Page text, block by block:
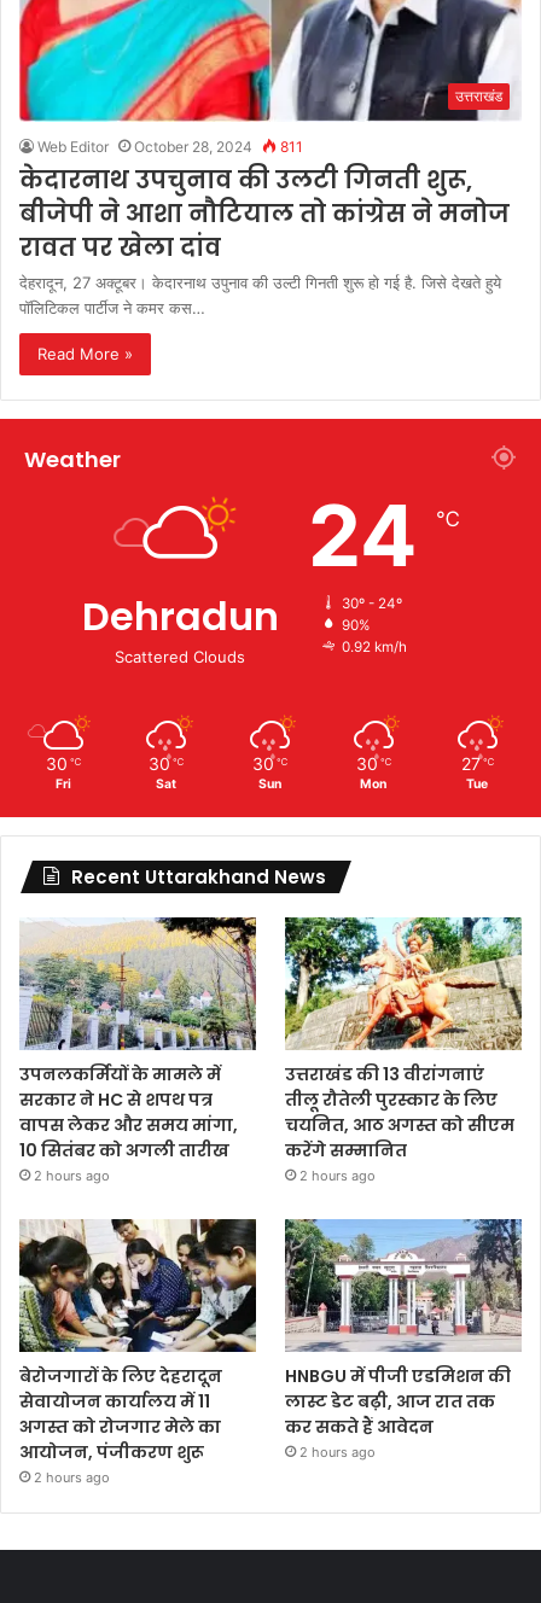
उत्तराखंड
Web Editor October 28, 2024 811
केदारनाथ उपचुनाव की उलटी गिनती शुरू,
बीजेपी ने आशा नौटियाल तो कांग्रेस ने मनोज
रावत पर खेला दांव
देहरादून, 27 अक्टूबर। केदारनाथ उपुनाव की उल्टी गिनती शुरू हो गई है. जिसे देखते हुये
पॉलिटिकल पार्टीज ने कमर कस…
Read More »
Weather
Dehradun
Scattered Clouds
24 ℃
30º - 24º
90%
0.92 km/h
30 ℃
Fri
30 ℃
Sat
30 ℃
Sun
30 ℃
Mon
27 ℃
Tue
Recent Uttarakhand News
उपनलकर्मियों के मामले में
सरकार ने HC से शपथ पत्र
वापस लेकर और समय मांगा,
10 सितंबर को अगली तारीख
2 hours ago
उत्तराखंड की 13 वीरांगनाएं
तीलू रौतेली पुरस्कार के लिए
चयनित, आठ अगस्त को सीएम
करेंगे सम्मानित
2 hours ago
बेरोजगारों के लिए देहरादून
सेवायोजन कार्यालय में 11
अगस्त को रोजगार मेले का
आयोजन, पंजीकरण शुरू
2 hours ago
HNBGU में पीजी एडमिशन की
लास्ट डेट बढ़ी, आज रात तक
कर सकते हैं आवेदन
2 hours ago